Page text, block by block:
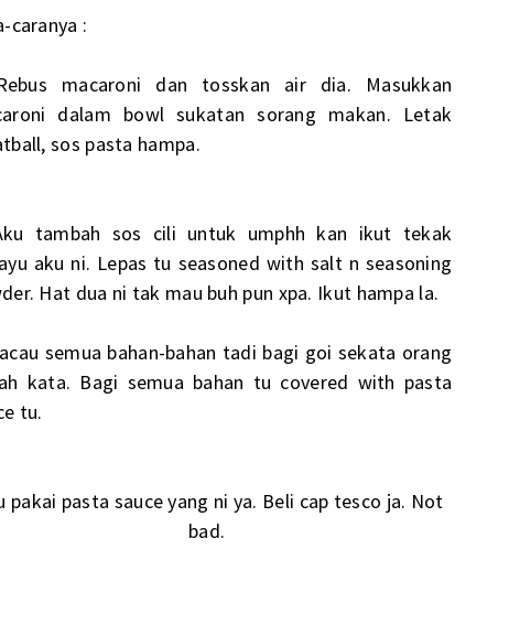
caranya :
macaroni dan tosskan air dia. Masukkan
dalam bowl sukatan sorang makan. Letak
sos pasta hampa.
tambah sos cili untuk umphh kan ikut tekak
aku ni. Lepas tu seasoned with salt n seasoning
Hat dua ni tak mau buh pun xpa. Ikut hampa la.
semua bahan-bahan tadi bagi goi sekata orang
kata. Bagi semua bahan tu covered with pasta
tu.
pakai pasta sauce yang ni ya. Beli cap tesco ja. Not
bad.